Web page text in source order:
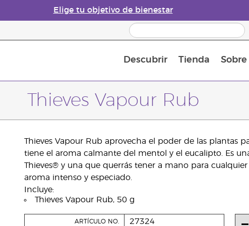
Elige tu objetivo de bienestar
Descubrir Tienda
Thieves Vapour Rub
Thieves Vapour Rub aprovecha el poder de las plantas
tiene el aroma calmante del mentol y el eucalipto. Es
Thieves® y una que querrás tener a mano para
aroma intenso y especiado.
Incluye:
Thieves Vapour Rub, 50 g
ARTÍCULO NO. 27324